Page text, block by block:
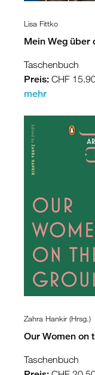
Lisa Fittko
Mein Weg über
Taschenbuch
Preis: CHF
mehr
Zahra Hankir (Hrsg.)
Our Women on
Taschenbuch